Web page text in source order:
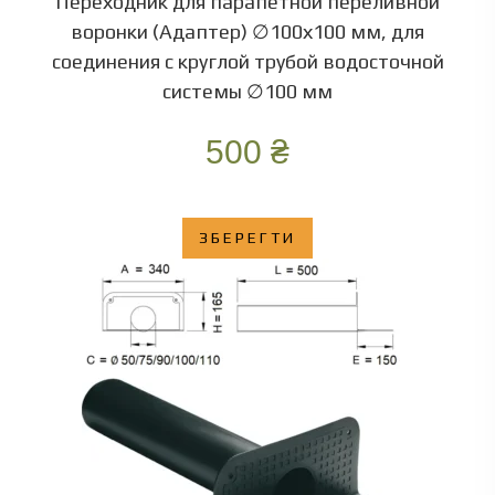
воронки (Адаптер) ∅100х100 мм, для
соединения с круглой трубой водосточной
системы ∅100 мм
500 ₴
ЗБЕРЕГТИ